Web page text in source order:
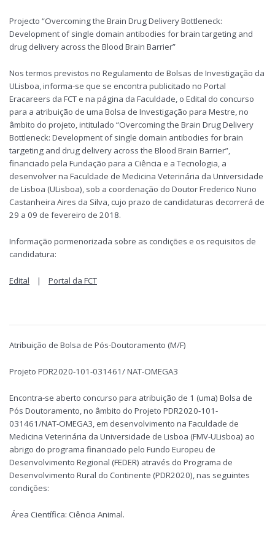
Projecto “Overcoming the Brain Drug Delivery Bottleneck:
Development of single domain antibodies for brain targeting and
drug delivery across the Blood Brain Barrier”
Nos termos previstos no Regulamento de Bolsas de Investigação da
ULisboa, informa-se que se encontra publicitado no Portal
Eracareers da FCT e na página da Faculdade, o Edital do concurso
para a atribuição de uma Bolsa de Investigação para Mestre, no
âmbito do projeto, intitulado “Overcoming the Brain Drug Delivery
Bottleneck: Development of single domain antibodies for brain
targeting and drug delivery across the Blood Brain Barrier”,
financiado pela Fundação para a Ciência e a Tecnologia, a
desenvolver na Faculdade de Medicina Veterinária da Universidade
de Lisboa (ULisboa), sob a coordenação do Doutor Frederico Nuno
Castanheira Aires da Silva, cujo prazo de candidaturas decorrerá de
29 a 09 de fevereiro de 2018.
Informação pormenorizada sobre as condições e os requisitos de
candidatura:
Edital | Portal da FCT
Atribuição de Bolsa de Pós-Doutoramento (M/F)
Projeto PDR2020-101-031461/ NAT-OMEGA3
Encontra-se aberto concurso para atribuição de 1 (uma) Bolsa de
Pós Doutoramento, no âmbito do Projeto PDR2020-101-
031461/NAT-OMEGA3, em desenvolvimento na Faculdade de
Medicina Veterinária da Universidade de Lisboa (FMV-ULisboa) ao
abrigo do programa financiado pelo Fundo Europeu de
Desenvolvimento Regional (FEDER) através do Programa de
Desenvolvimento Rural do Continente (PDR2020), nas seguintes
condições:
Área Científica: Ciência Animal.